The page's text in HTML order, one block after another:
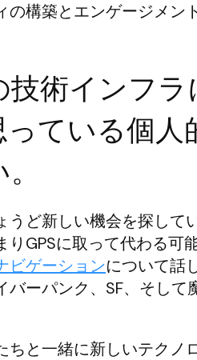
構築とエンゲージメン
術インフラ
ている個人
ど新しい機会を探して
GPSに取って代わる可
ビゲーションについて話
ーパンク、SF、そして
と一緒に新しいテクノ